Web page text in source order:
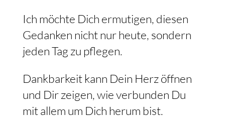
Ich möchte Dich ermutigen, diesen
Gedanken nicht nur heute, sondern
jeden Tag zu pflegen.
Dankbarkeit kann Dein Herz öffnen
und Dir zeigen, wie verbunden Du
mit allem um Dich herum bist.